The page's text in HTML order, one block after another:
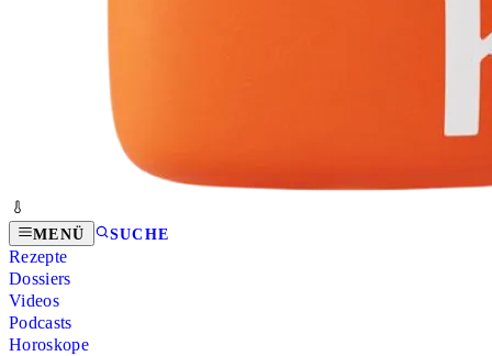
MENÜ SUCHE
Rezepte
Dossiers
Videos
Podcasts
Horoskope